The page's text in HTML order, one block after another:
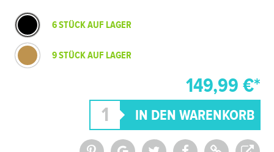
6 STÜCK AUF LAGER
9 STÜCK AUF LAGER
149,99 €*